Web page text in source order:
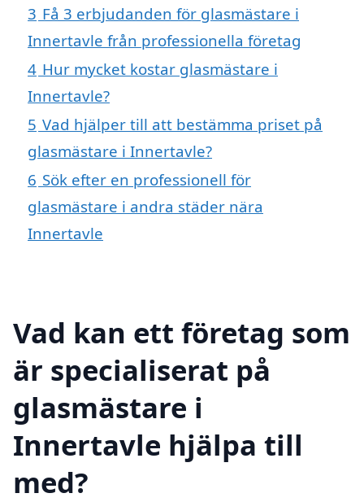
3 Få 3 erbjudanden för glasmästare i
Innertavle från professionella företag
4 Hur mycket kostar glasmästare i
Innertavle?
5 Vad hjälper till att bestämma priset på
glasmästare i Innertavle?
6 Sök efter en professionell för
glasmästare i andra städer nära
Innertavle
Vad kan ett företag som
är specialiserat på
glasmästare i
Innertavle hjälpa till
med?